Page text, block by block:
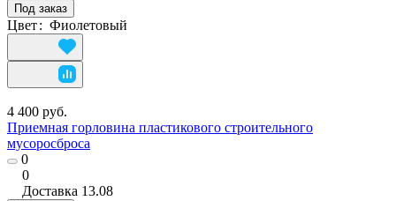
Под заказ
Цвет: Фиолетовый
4 400 руб.
Приемная горловина пластикового строительного
мусоросброса
0
0
Доставка 13.08